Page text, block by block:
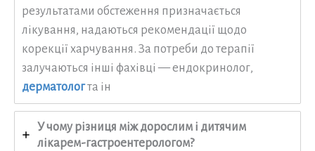
результатами обстеження призначається
лікування, надаються рекомендації щодо
корекції харчування. За потреби до терапії
залучаються інші фахівці — ендокринолог,
дерматологта ін
У чому різниця між дорослим і дитячим
лікарем-гастроентерологом?